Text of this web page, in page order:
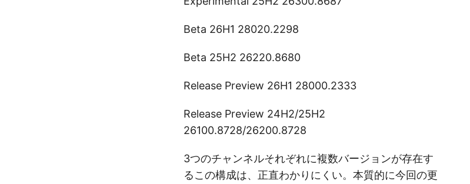
Beta 26H1 28020.2298
Beta 25H2 26220.8680
Release Preview 26H1 28000.2333
Release Preview 24H2/25H2
26100.8728/26200.8728
3つのチャンネルそれぞれに複数バージョンが存在す
るこの構成は、正直わかりにくい。本質的に今回の更